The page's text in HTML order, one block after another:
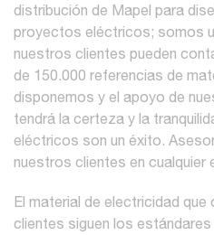
distribución de Mapel para
proyectos eléctricos; somos
nuestros clientes pueden
de 150.000 referencias de
disponemos y el apoyo de
tendrá la certeza y la
eléctricos son un éxito.
nuestros clientes en
El material de electricidad
clientes siguen los